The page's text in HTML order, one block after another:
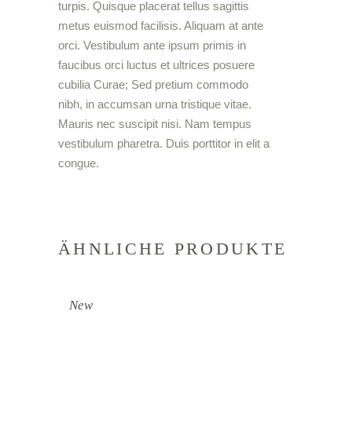
turpis. Quisque placerat tellus sagittis
metus euismod facilisis. Aliquam at ante
orci. Vestibulum ante ipsum primis in
faucibus orci luctus et ultrices posuere
cubilia Curae; Sed pretium commodo
nibh, in accumsan urna tristique vitae.
Mauris nec suscipit nisi. Nam tempus
vestibulum pharetra. Duis porttitor in elit a
congue.
ÄHNLICHE PRODUKTE
New